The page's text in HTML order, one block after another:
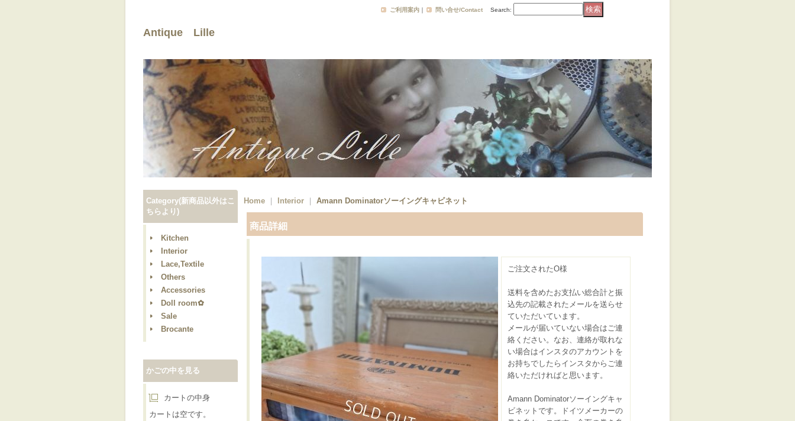
Antique Lille
ご利用案内 ｜ 問い合せ/Contact Search:
Category(新商品以外はこ
ちらより)
Kitchen
Interior
Lace,Textile
Others
Accessories
Doll room✿
Sale
Brocante
かごの中を見る
カートの中身
カートは空です。
Home Interior Amann Dominatorソーイングキャビネット
商品詳細
ご注文されたO様
送料を含めたお支払い総合計と振
込先の記載されたメールを送らせ
ていただいています。
メールが届いていない場合はご連
絡ください。なお、連絡が取れな
い場合はインスタのアカウントを
お持ちでしたらインスタからご連
絡いただければと思います。
Amann Dominatorソーイングキャ
ビネットです。ドイツメーカーの